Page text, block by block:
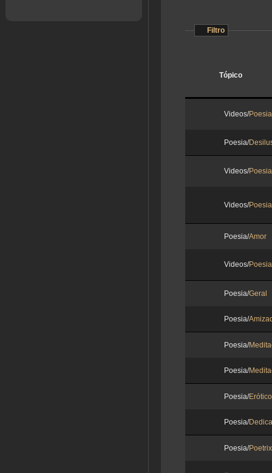
Filtro
Tópico
Videos/Poesia
Poesia/
Videos/Poesia
Videos/Poesia
Poesia/Amor
Videos/Poesia
Poesia/Geral
Poesia/
Poesia/
Poesia/
Poesia/Erótico
Poesia/
Poesia/Poetrix